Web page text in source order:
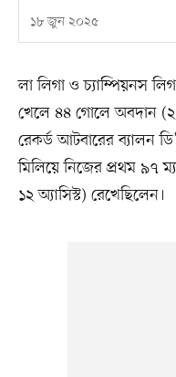
১৮ জুন ২০২৫
লা লিগা ও চ্যাম্পিয়নস
খেলে ৪৪ গোলে অবদান
রেকর্ড আটবারের ব্যালন
মিলিয়ে নিজের প্রথম ৯৭
১২ অ্যাসিস্ট) রেখেছিলেন।